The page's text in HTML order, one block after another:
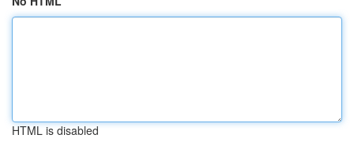
HTML is disabled